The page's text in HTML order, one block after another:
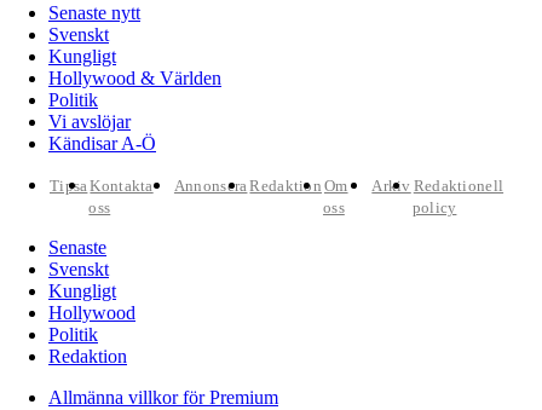
Senaste nytt
Svenskt
Kungligt
Hollywood & Världen
Politik
Vi avslöjar
Kändisar A-Ö
TipsaKontakta
oss
AnnonseraRedaktion Om
oss
Arkiv Redaktionell
policy
Senaste
Svenskt
Kungligt
Hollywood
Politik
Redaktion
Allmänna villkor för Premium